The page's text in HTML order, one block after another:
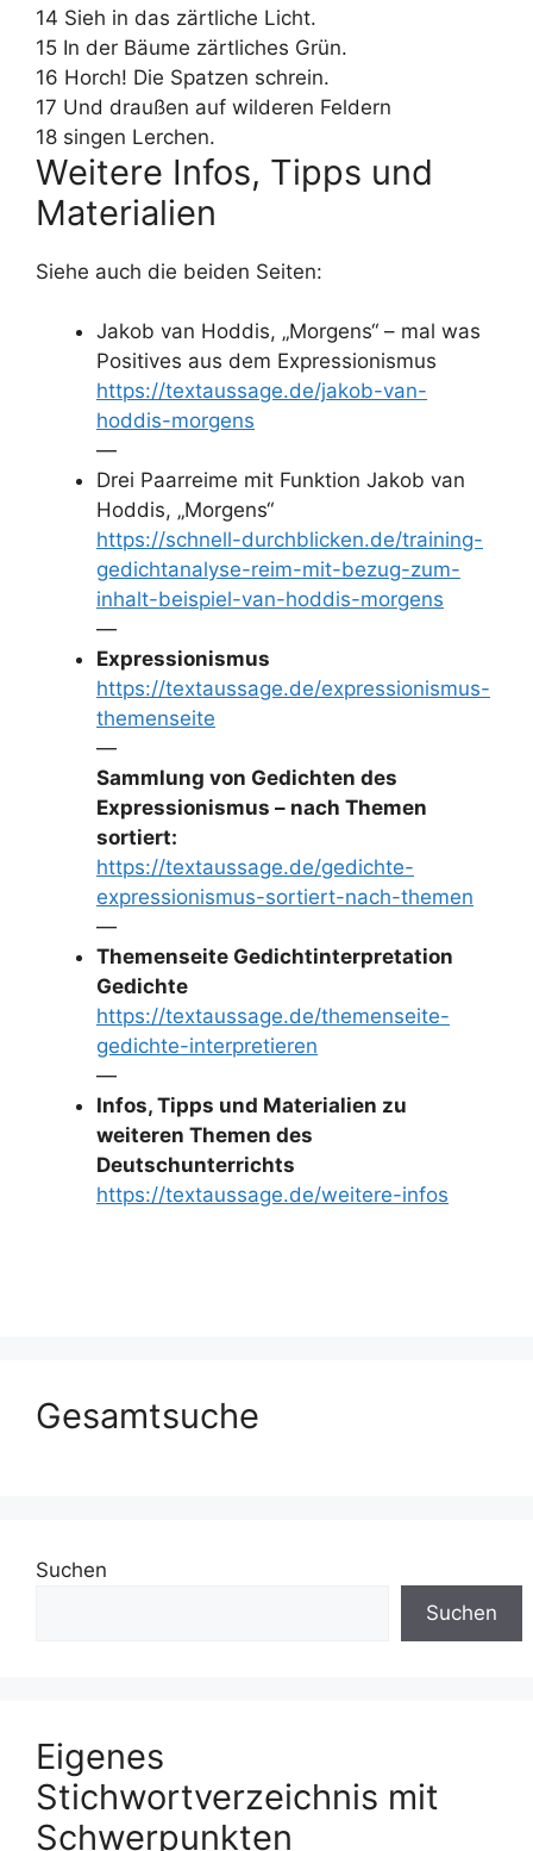
14 Sieh in das zärtliche Licht.
15 In der Bäume zärtliches Grün.
16 Horch! Die Spatzen schrein.
17 Und draußen auf wilderen Feldern
18 singen Lerchen.
Weitere Infos, Tipps und
Materialien
Siehe auch die beiden Seiten:
Jakob van Hoddis, „Morgens“ – mal was
Positives aus dem Expressionismus
https://textaussage.de/jakob-van-
hoddis-morgens
—
Drei Paarreime mit Funktion Jakob van
Hoddis, „Morgens“
https://schnell-durchblicken.de/training-
gedichtanalyse-reim-mit-bezug-zum-
inhalt-beispiel-van-hoddis-morgens
—
Expressionismus
https://textaussage.de/expressionismus-
themenseite
—
Sammlung von Gedichten des
Expressionismus – nach Themen
sortiert:
https://textaussage.de/gedichte-
expressionismus-sortiert-nach-themen
—
Themenseite Gedichtinterpretation
Gedichte
https://textaussage.de/themenseite-
gedichte-interpretieren
—
Infos, Tipps und Materialien zu
weiteren Themen des
Deutschunterrichts
https://textaussage.de/weitere-infos
Gesamtsuche
Suchen
Suchen
Eigenes
Stichwortverzeichnis mit
Schwerpunkten